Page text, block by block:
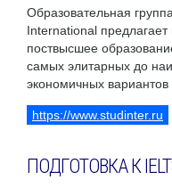
Образовательная
International
поствысшее
самых элитарных до
экономичных вариантов
https://www.studinter.ru
ПОДГОТОВКА К